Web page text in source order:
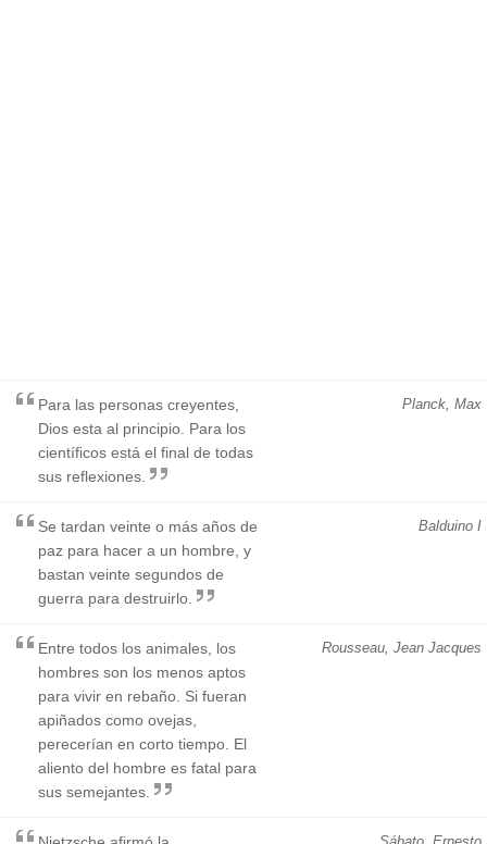
Planck, Max
Para las personas creyentes,
Dios esta al principio. Para los
científicos está el final de todas
sus reflexiones.
Balduino I
Se tardan veinte o más años de
paz para hacer a un hombre, y
bastan veinte segundos de
guerra para destruirlo.
Rousseau, Jean Jacques
Entre todos los animales, los
hombres son los menos aptos
para vivir en rebaño. Si fueran
apiñados como ovejas,
perecerían en corto tiempo. El
aliento del hombre es fatal para
sus semejantes.